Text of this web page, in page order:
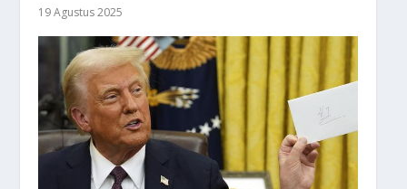
19 Agustus 2025